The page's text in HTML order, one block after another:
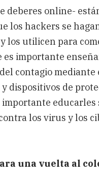
deberes online-
los hackers se
los utilicen para
es importante
contagio mediante
dispositivos de
educarles
los virus y los
una vuelta al